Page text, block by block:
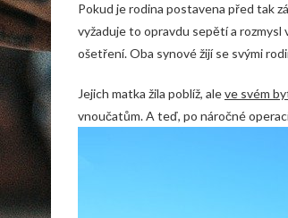
Pokud je rodina postavena před tak
vyžaduje to opravdu sepětí a
ošetření. Oba synové žijí se svými
Jejich matka žila poblíž, aleve svém
vnoučatům. A teď, po náročné